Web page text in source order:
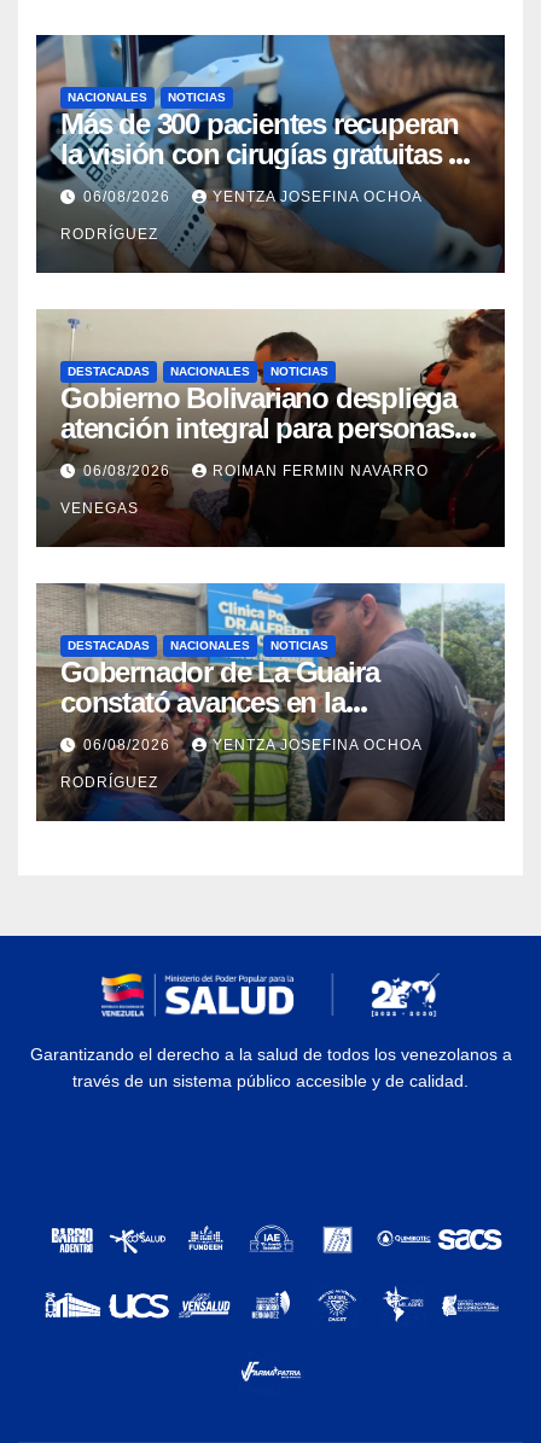
NACIONALES NOTICIAS
Más de 300 pacientes recuperan
la visión con cirugías gratuitas de
cataratas en Zulia
06/08/2026 YENTZA JOSEFINA OCHOA
RODRÍGUEZ
DESTACADAS NACIONALES NOTICIAS
Gobierno Bolivariano despliega
atención integral para personas
con discapacidad en
campamentos de La Guaira
06/08/2026 ROIMAN FERMIN NAVARRO
VENEGAS
DESTACADAS NACIONALES NOTICIAS
Gobernador de La Guaira
constató avances en la
rehabilitación del Hospitalito de
Catia la Mar
06/08/2026 YENTZA JOSEFINA OCHOA
RODRÍGUEZ
Garantizando el derecho a la salud de todos los venezolanos a
través de un sistema público accesible y de calidad.